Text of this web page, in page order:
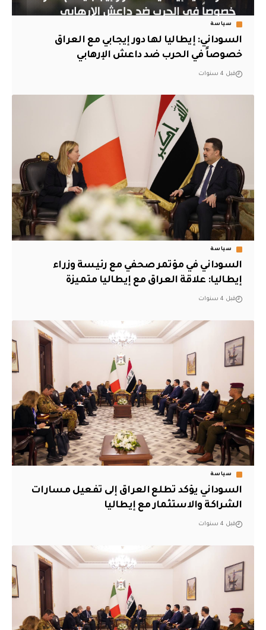
سياسة
السوداني: إيطاليا لها دور إيجابي مع العراق
خصوصاً في الحرب ضد داعش الإرهابي
قبل 4 سنوات
سياسة
السوداني في مؤتمر صحفي مع رئيسة وزراء
إيطاليا: علاقة العراق مع إيطاليا متميزة
قبل 4 سنوات
سياسة
السوداني يؤكد تطلع العراق إلى تفعيل مسارات
الشراكة والاستثمار مع إيطاليا
قبل 4 سنوات